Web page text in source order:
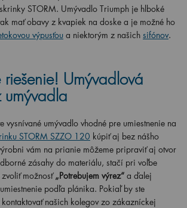
STORM. Umývadlo Triumph je hlboké
mať obavy z kvapiek na doske a je možné ho
výpusťou a niektorým z našich sifónov.
Umývadlová
umývadla
vysnívané umývadlo vhodné pre umiestnenie na
STORM SZZO 120 kúpiť aj bez nášho
vám na prianie môžeme pripraviť aj otvor
zásahy do materiálu, stačí pri voľbe
možnosť „Potrebujem výrez“ a ďalej
podľa plánika. Pokiaľ by ste
našich kolegov zo zákazníckej